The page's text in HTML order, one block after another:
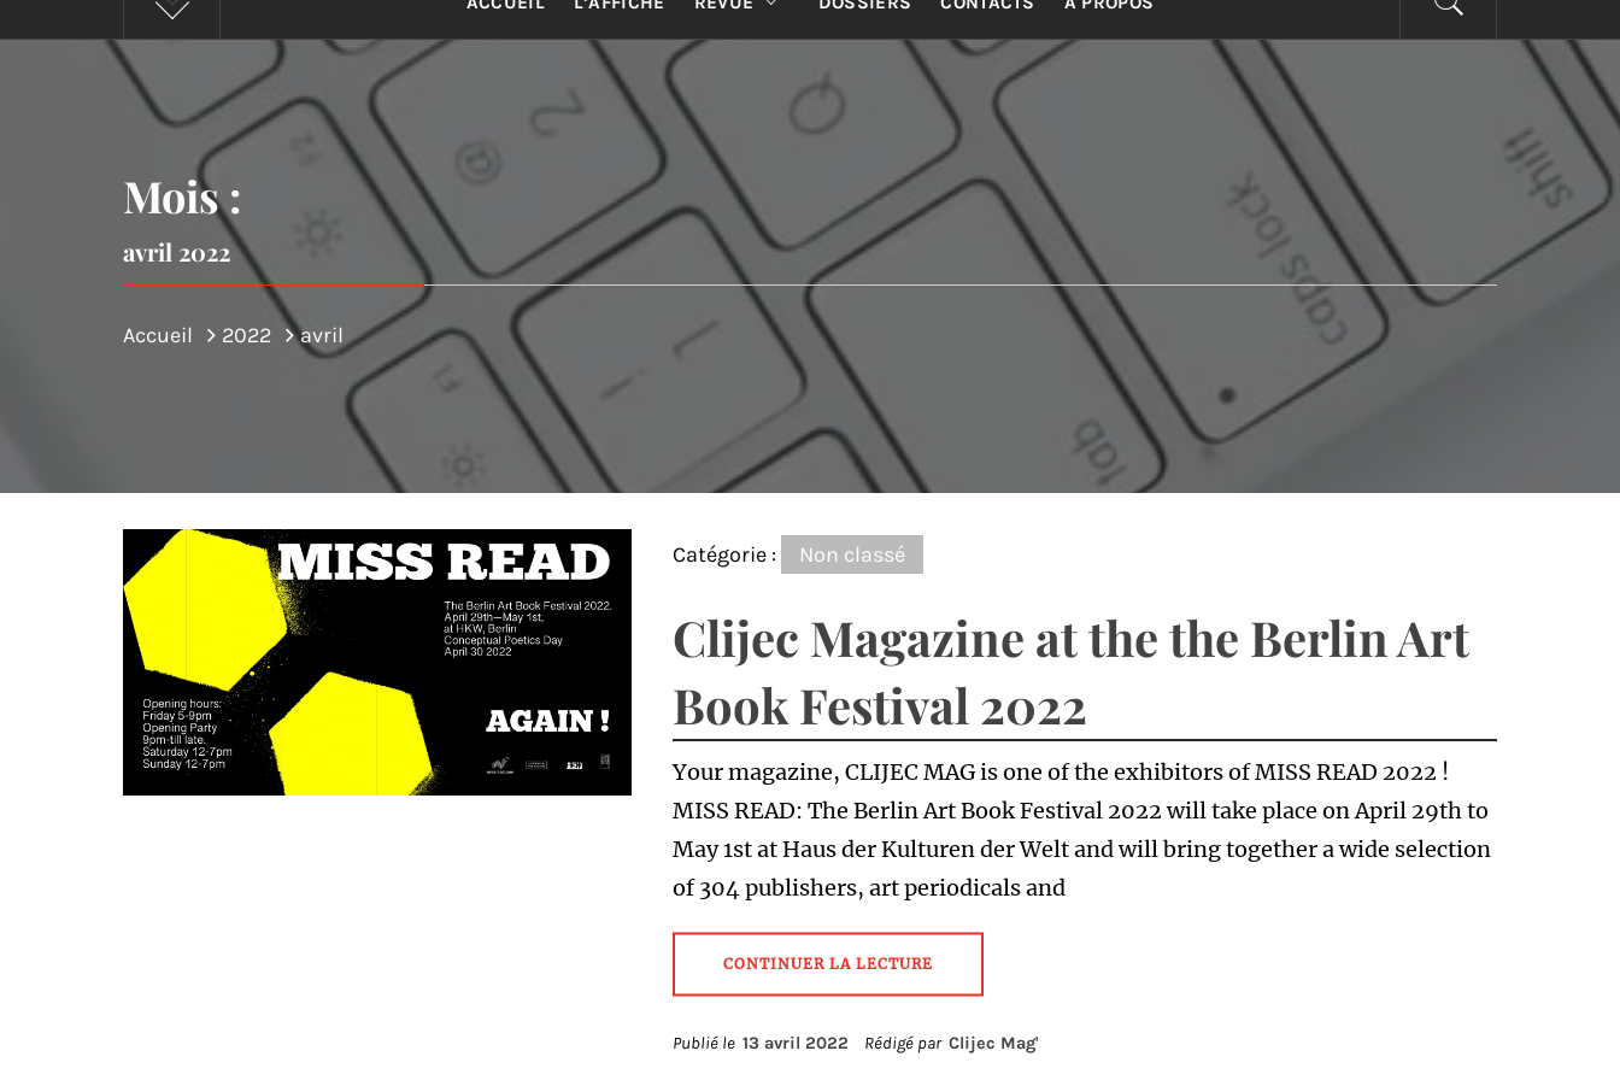
Mois :
avril 2022
Accueil 2022 avril
Catégorie : Non classé
Clijec Magazine at the the Berlin Art
Book Festival 2022
Your magazine, CLIJEC MAG is one of the exhibitors of MISS READ 2022 !
MISS READ: The Berlin Art Book Festival 2022 will take place on April 29th to
May 1st at Haus der Kulturen der Welt and will bring together a wide selection
of 304 publishers, art periodicals and
CONTINUER LA LECTURE
Publié le 13 avril 2022 Rédigé par Clijec Mag'